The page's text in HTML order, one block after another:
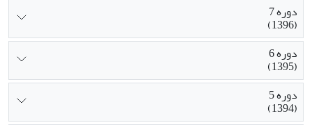
دوره 7
(1396)
دوره 6
(1395)
دوره 5
(1394)